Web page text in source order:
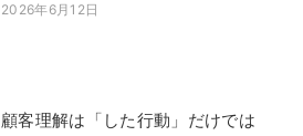
投稿日
2026年6月12日
顧客理解は「した行動」だけでは